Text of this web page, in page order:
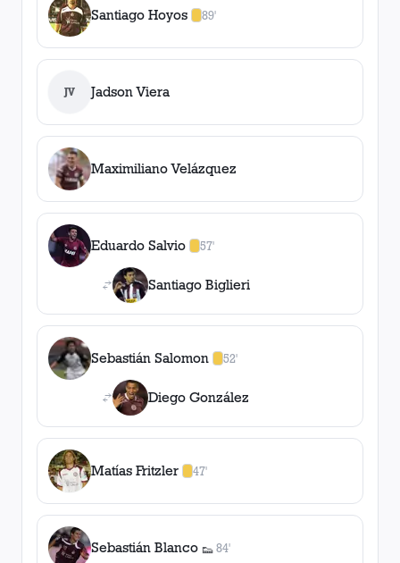
Santiago Hoyos 89'
1amarilla
JV Jadson Viera
Maximiliano Velázquez
Eduardo Salvio 57'
1amarilla
Santiago Biglieri
Sebastián Salomon 52'
1amarilla
Diego González
Matías Fritzler 47'
1amarilla
Sebastián Blanco 👟
1asistencia
84'